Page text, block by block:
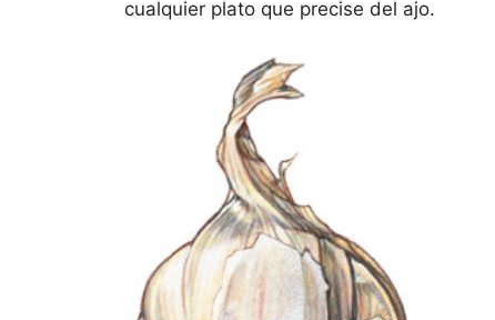
cualquier plato que precise del ajo.